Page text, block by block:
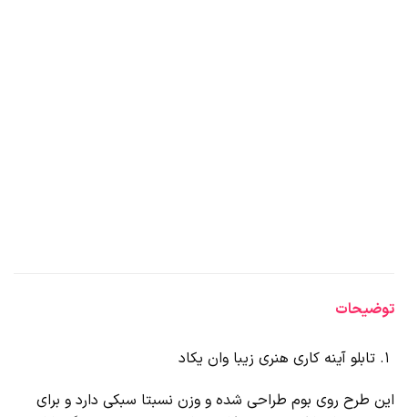
توضیحات
تابلو آینه کاری هنری زیبا وان یکاد
این طرح روی بوم طراحی شده و وزن نسبتا سبکی دارد و برای